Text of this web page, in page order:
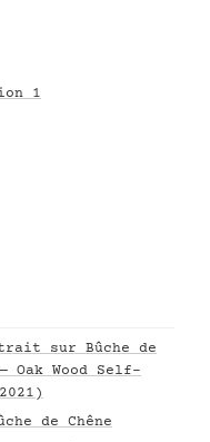
1
sur Bûche de
Oak Wood Self-
de Chêne